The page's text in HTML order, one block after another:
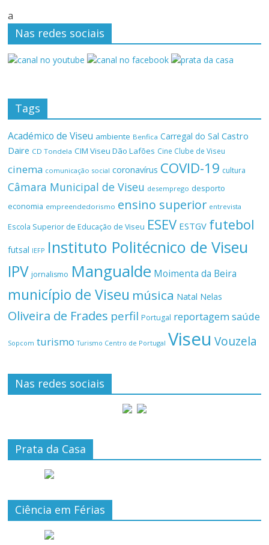
a
Nas redes sociais
Tags
Académico de Viseu ambiente Benfica Carregal do Sal Castro
Daire CD Tondela CIM Viseu Dão Lafões Cine Clube de Viseu
cinema comunicação social coronavírus COVID-19 cultura
Câmara Municipal de Viseu desemprego desporto
economia empreendedorismo ensino superior entrevista
Escola Superior de Educação de Viseu ESEV ESTGV futebol
futsal IEFP Instituto Politécnico de Viseu
IPV jornalismo Mangualde Moimenta da Beira
município de Viseu música Natal Nelas
Oliveira de Frades perfil Portugal reportagemsaúde
Sopcom turismo Turismo Centro de Portugal Viseu Vouzela
Nas redes sociais
Prata da Casa
Ciência em Férias